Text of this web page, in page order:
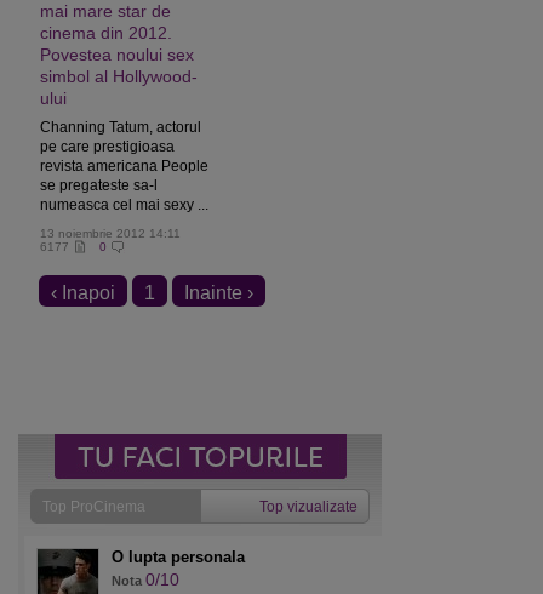
mai mare star de
cinema din 2012.
Povestea noului sex
simbol al Hollywood-
ului
Channing Tatum, actorul
pe care prestigioasa
revista americana People
se pregateste sa-l
numeasca cel mai sexy ...
13 noiembrie 2012 14:11
6177
0
‹ Inapoi 1 Inainte ›
Top ProCinema Top vizualizate
O lupta personala
Nota 0/10